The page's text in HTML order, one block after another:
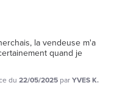
la vendeuse m'a
quand je
du 22/05/2025 parYVES K.